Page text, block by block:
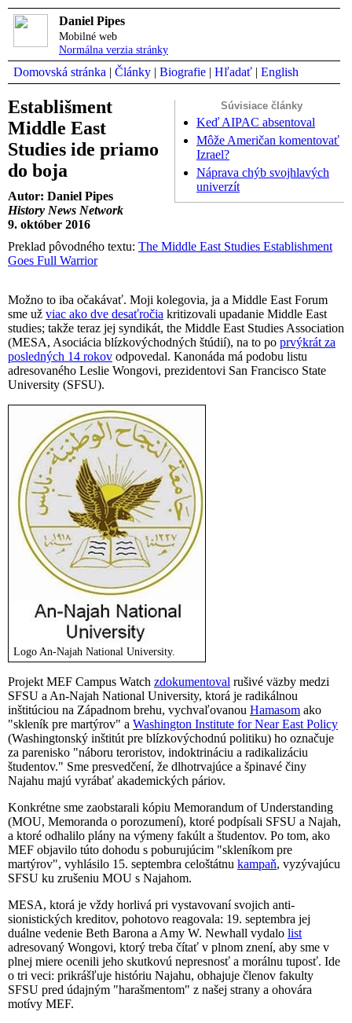
Daniel Pipes
Mobilné web
Normálna verzia stránky
Domovská stránka | Články | Biografie | Hľadať | English
Súvisiace články
Keď AIPAC absentoval
Môže Američan komentovať
Izrael?
Náprava chýb svojhlavých
univerzít
Establišment
Middle East
Studies ide priamo
do boja
Autor: Daniel Pipes
History News Network
9. október 2016
Preklad pôvodného textu: The Middle East Studies Establishment
Goes Full Warrior
Možno to iba očakávať. Moji kolegovia, ja a Middle East Forum
sme už viac ako dve desaťročia kritizovali upadanie Middle East
studies; takže teraz jej syndikát, the Middle East Studies Association
(MESA, Asociácia blízkovýchodných štúdií), na to po prvýkrát za
posledných 14 rokov odpovedal. Kanonáda má podobu listu
adresovaného Leslie Wongovi, prezidentovi San Francisco State
University (SFSU).
Logo An-Najah National University.
Projekt MEF Campus Watch zdokumentoval rušivé väzby medzi
SFSU a An-Najah National University, ktorá je radikálnou
inštitúciou na Západnom brehu, vychvaľovanou Hamasom ako
"skleník pre martýrov" a Washington Institute for Near East Policy
(Washingtonský inštitút pre blízkovýchodnú politiku) ho označuje
za parenisko "náboru teroristov, indoktrináciu a radikalizáciu
študentov." Sme presvedčení, že dlhotrvajúce a špinavé činy
Najahu majú vyrábať akademických páriov.
Konkrétne sme zaobstarali kópiu Memorandum of Understanding
(MOU, Memoranda o porozumení), ktoré podpísali SFSU a Najah,
a ktoré odhalilo plány na výmeny fakúlt a študentov. Po tom, ako
MEF objavilo túto dohodu s poburujúcim "skleníkom pre
martýrov", vyhlásilo 15. septembra celoštátnu kampaň, vyzývajúcu
SFSU ku zrušeniu MOU s Najahom.
MESA, ktorá je vždy horlivá pri vystavovaní svojich anti-
sionistických kreditov, pohotovo reagovala: 19. septembra jej
duálne vedenie Beth Barona a Amy W. Newhall vydalo list
adresovaný Wongovi, ktorý treba čítať v plnom znení, aby sme v
plnej miere ocenili jeho skutkovú nepresnosť a morálnu tuposť. Ide
o tri veci: prikrášľuje históriu Najahu, obhajuje členov fakulty
SFSU pred údajným "harašmentom" z našej strany a ohovára
motívy MEF.